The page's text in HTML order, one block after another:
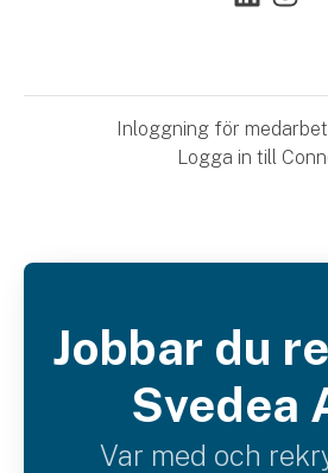
Inloggning för
Logga in till
Jobbar du
Svedea
Var med och